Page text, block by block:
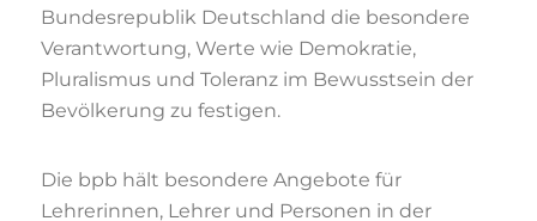
Bundesrepublik Deutschland die besondere
Verantwortung, Werte wie Demokratie,
Pluralismus und Toleranz im Bewusstsein der
Bevölkerung zu festigen.
Die bpb hält besondere Angebote für
Lehrerinnen, Lehrer und Personen in der